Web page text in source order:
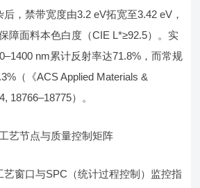
后，禁带宽度由3.2 eV拓宽至3.42 eV，
障面料本色白度（CIE L*≥92.5）。实
nm累计反射率达71.8%，而常规
（《ACS Applied Materials &
18766–18775）。
艺节点与质量控制矩阵
艺窗口与SPC（统计过程控制）监控指